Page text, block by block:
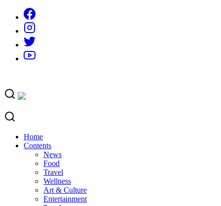
content
Home
Contents
News
Food
Travel
Wellness
Art & Culture
Entertainment